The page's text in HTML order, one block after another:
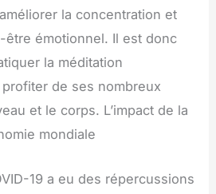
la concentration et
émotionnel. Il est donc
la méditation
de ses nombreux
et le corps. L’impact de la
mondiale
19 a eu des répercussions